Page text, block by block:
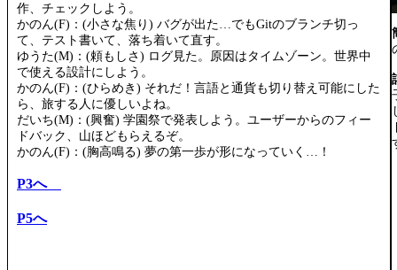
作、チェックしよう。
かのん(F)：(小さな焦り) バグが出た…でもGitのブランチ切っ
て、テスト書いて、落ち着いて直す。
ゆうた(M)：(頼もしさ) ログ見た。原因はタイムゾーン。世界中
で使える設計にしよう。
かのん(F)：(ひらめき) それだ！言語と通貨も切り替え可能にした
ら、旅する人に優しいよね。
だいち(M)：(興奮) 学園祭で発表しよう。ユーザーからのフィー
ドバック、山ほどもらえるぞ。
かのん(F)：(胸高鳴る) 夢の第一歩が形になっていく…！
P3へ
P5へ